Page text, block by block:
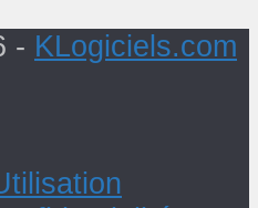
- KLogiciels.com